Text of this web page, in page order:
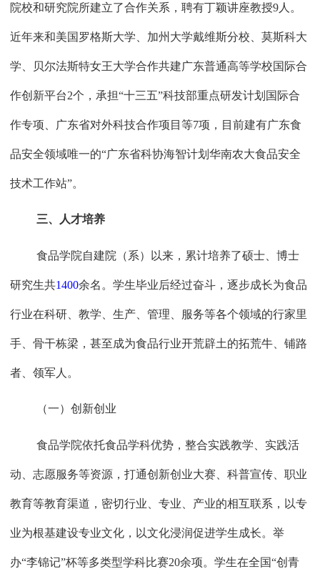
院校和研究院所建立了合作关系，聘有丁颖讲座教授9 人。
近年来和美国罗格斯大学、加州大学戴维斯分校、莫斯科大
学、贝尔法斯特女王大学合作共建广东普通高等学校国际合
作创新平台2个，承担“十三五”科技部重点研发计划国际合
作专项、广东省对外科技合作项目等7项，目前建有广东食
品安全领域唯一的“广东省科协海智计划华南农大食品安全
技术工作站”。
三、人才培养
食品学院自建院（系）以来，累计培养了硕士、博士
研究生共1400余名。学生毕业后经过奋斗，逐步成长为食品
行业在科研、教学、生产、管理、服务等各个领域的行家里
手、骨干栋梁，甚至成为食品行业开荒辟土的拓荒牛、铺路
者、领军人。
（一）创新创业
食品学院依托食品学科优势，整合实践教学、实践活
动、志愿服务等资源，打通创新创业大赛、科普宣传、职业
教育等教育渠道，密切行业、专业、产业的相互联系，以专
业为根基建设专业文化，以文化浸润促进学生成长。举
办“李锦记”杯等多类型学科比赛20余项。学生在全国“创青